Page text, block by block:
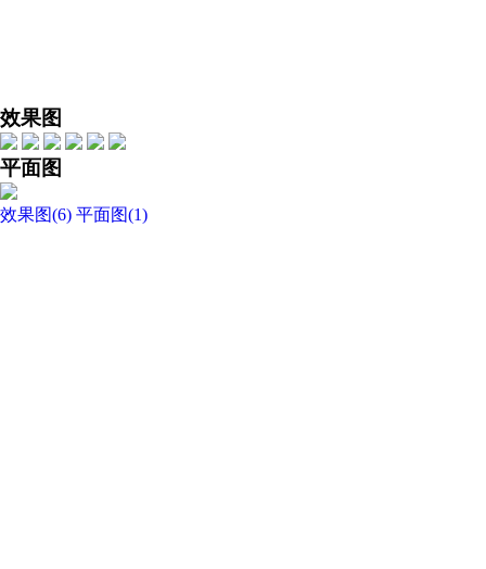
效果图
平面图
效果图(6) 平面图(1)